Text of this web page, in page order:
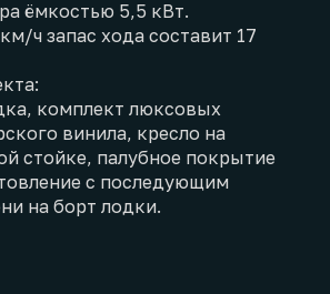
ёмкостью 5,5 кВт.
ч запас хода составит 17
комплект люксовых
винила, кресло на
стойке, палубное покрытие
с последующим
на борт лодки.